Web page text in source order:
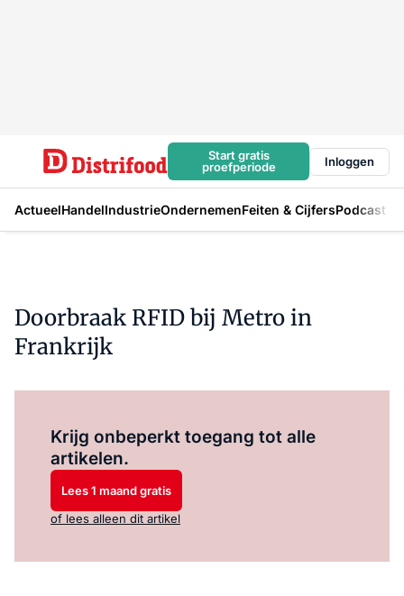
Start gratis
proefperiode
Inloggen
ActueelHandelIndustrieOndernemenFeiten & CijfersPodcast
Doorbraak RFID bij Metro in
Frankrijk
Krijg onbeperkt toegang tot alle
artikelen.
Lees 1 maand gratis
of lees alleen dit artikel